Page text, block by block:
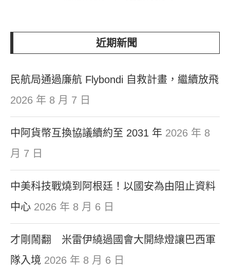
近期新聞
民航局通過廉航 Flybondi 自救計畫，繼續放飛
2026 年 8 月 7 日
中阿貨幣互換協議續約至 2031 年 2026 年 8
月 7 日
中美科技戰燒到阿根廷！以國安為由阻止資料
中心 2026 年 8 月 6 日
才剛鬧翻 米雷伊繞過國會大開綠燈讓巴西軍
隊入境 2026 年 8 月 6 日